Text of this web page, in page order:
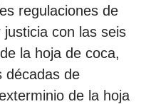
regulaciones de
con las seis
la hoja de coca,
décadas de
de la hoja